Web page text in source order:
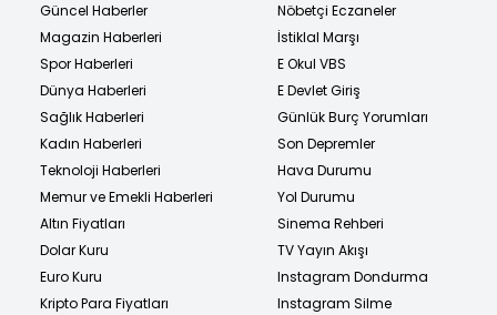
Güncel Haberler
Magazin Haberleri
Spor Haberleri
Dünya Haberleri
Sağlık Haberleri
Kadın Haberleri
Teknoloji Haberleri
Memur ve Emekli Haberleri
Altın Fiyatları
Dolar Kuru
Euro Kuru
Kripto Para Fiyatları
Nöbetçi Eczaneler
İstiklal Marşı
E Okul VBS
E Devlet Giriş
Günlük Burç Yorumları
Son Depremler
Hava Durumu
Yol Durumu
Sinema Rehberi
TV Yayın Akışı
Instagram Dondurma
Instagram Silme